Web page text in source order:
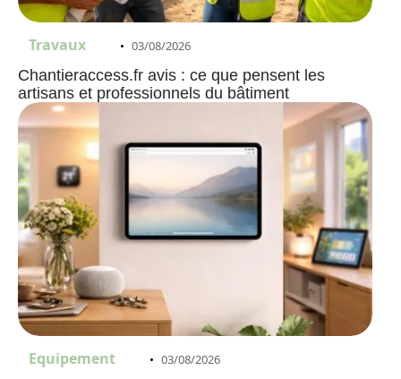
Travaux 03/08/2026
Chantieraccess.fr avis : ce que pensent les
artisans et professionnels du bâtiment
Equipement 03/08/2026